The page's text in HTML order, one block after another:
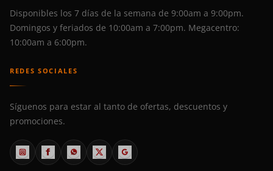
Disponibles los 7 días de la semana de 9:00am a 9:00pm.
Domingos y feriados de 10:00am a 7:00pm. Megacentro:
10:00am a 6:00pm.
REDES SOCIALES
Síguenos para estar al tanto de ofertas, descuentos y
promociones.